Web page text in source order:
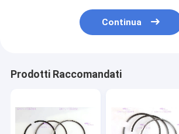
Continua
Prodotti Raccomandati